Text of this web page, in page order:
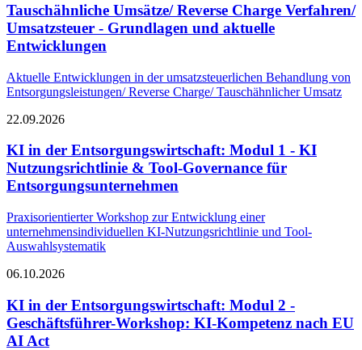
Tauschähnliche Umsätze/ Reverse Charge Verfahren/
Umsatzsteuer - Grundlagen und aktuelle
Entwicklungen
Aktuelle Entwicklungen in der umsatzsteuerlichen Behandlung von
Entsorgungsleistungen/ Reverse Charge/ Tauschähnlicher Umsatz
22.09.2026
KI in der Entsorgungswirtschaft: Modul 1 - KI
Nutzungsrichtlinie & Tool-Governance für
Entsorgungsunternehmen
Praxisorientierter Workshop zur Entwicklung einer
unternehmensindividuellen KI-Nutzungsrichtlinie und Tool-
Auswahlsystematik
06.10.2026
KI in der Entsorgungswirtschaft: Modul 2 -
Geschäftsführer-Workshop: KI-Kompetenz nach EU
AI Act